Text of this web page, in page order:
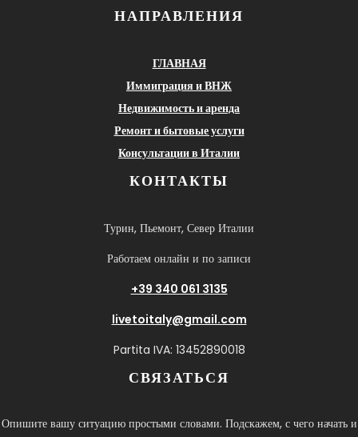
НАПРАВЛЕНИЯ
ГЛАВНАЯ
Иммиграция и ВНЖ
Недвижимость и аренда
Ремонт и бытовые услуги
Консультации в Италии
КОНТАКТЫ
Турин, Пьемонт, Север Италии
Работаем онлайн и по записи
+39 340 061 3135
livetoitaly@gmail.com
Partita IVA: 13452890018
СВЯЗАТЬСЯ
Опишите вашу ситуацию простыми словами. Подскажем, с чего начать и